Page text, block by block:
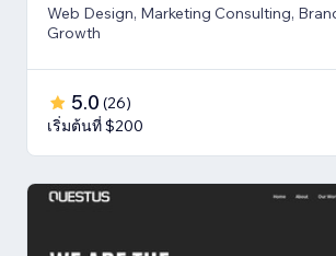
Web Design, Marketing Consulting,
Growth
5.0 (26)
เริ่มต้นที่ $200